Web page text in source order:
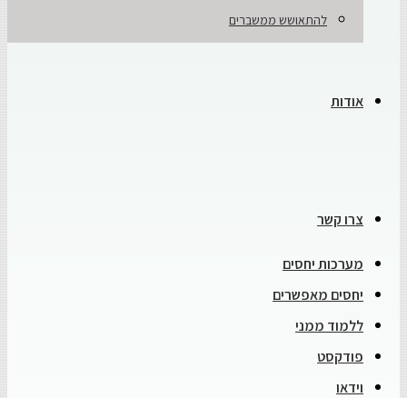
להתאושש ממשברים
אודות
צרו קשר
מערכות יחסים
יחסים מאפשרים
ללמוד ממני
פודקסט
וידאו